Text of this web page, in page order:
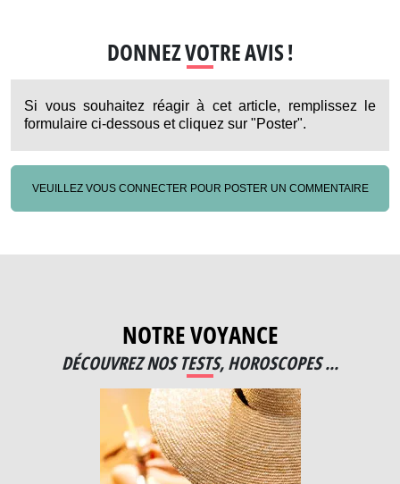
DONNEZ VOTRE AVIS !
Si vous souhaitez réagir à cet article, remplissez le
formulaire ci-dessous et cliquez sur "Poster".
VEUILLEZ VOUS CONNECTER POUR POSTER UN COMMENTAIRE
NOTRE VOYANCE
DÉCOUVREZ NOS TESTS, HOROSCOPES ...